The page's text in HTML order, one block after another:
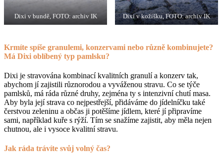
Dixi v bundě, FOTO: archiv IK Dixi v kožíšku, FOTO: archiv IK
Krmíte spíše granulemi, konzervami nebo různě kombinujete?
Má Dixi oblíbený typ pamlsku?
Dixi je stravována kombinací kvalitních granulí a konzerv tak,
abychom jí zajistili různorodou a vyváženou stravu. Co se týče
pamlsků, má ráda různé druhy, zejména ty s intenzivní chutí masa.
Aby byla její strava co nejpestřejší, přidáváme do jídelníčku také
čerstvou zeleninu a občas ji potěšíme jídlem, které jí připravíme
sami, například kuře s rýží. Tím se snažíme zajistit, aby měla nejen
chutnou, ale i vysoce kvalitní stravu.
Jak ráda trávíte svůj volný čas?